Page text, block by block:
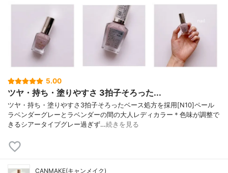
5.00
ツヤ・持ち・塗りやすさ 3拍子そろった...
ツヤ・持ち・塗りやすさ3拍子そろったベース処方を採用[N10]ペール
ラベンダーグレーとラベンダーの間の大人レディカラー＊色味が調整で
きるシアータイプグレー過ぎず…続きを見る
CANMAKE(キャンメイク)